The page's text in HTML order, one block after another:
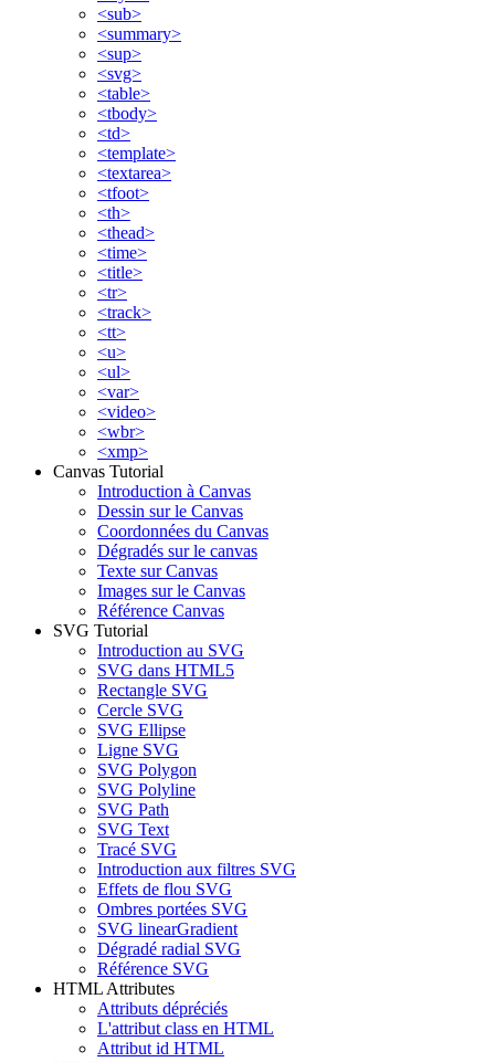
<sub>
<summary>
<sup>
<svg>
<table>
<tbody>
<td>
<template>
<textarea>
<tfoot>
<th>
<thead>
<time>
<title>
<tr>
<track>
<tt>
<u>
<ul>
<var>
<video>
<wbr>
<xmp>
Canvas Tutorial
Introduction à Canvas
Dessin sur le Canvas
Coordonnées du Canvas
Dégradés sur le canvas
Texte sur Canvas
Images sur le Canvas
Référence Canvas
SVG Tutorial
Introduction au SVG
SVG dans HTML5
Rectangle SVG
Cercle SVG
SVG Ellipse
Ligne SVG
SVG Polygon
SVG Polyline
SVG Path
SVG Text
Tracé SVG
Introduction aux filtres SVG
Effets de flou SVG
Ombres portées SVG
SVG linearGradient
Dégradé radial SVG
Référence SVG
HTML Attributes
Attributs dépréciés
L'attribut class en HTML
Attribut id HTML